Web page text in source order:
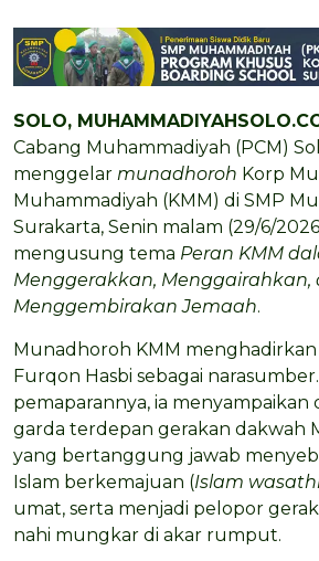
SOLO,
Cabang Muhammadiyah (PCM)
menggelar munadhoroh Korp
Muhammadiyah (KMM) di SMP
Surakarta, Senin malam (29/6/
mengusung tema Peran KMM
Menggerakkan, Menggairahkan,
Menggembirakan Jemaah.
Munadhoroh KMM
Furqon Hasbi sebagai
pemaparannya, ia menyampaikan
garda terdepan gerakan dakwah
yang bertanggung jawab
Islam berkemajuan (Islam
umat, serta menjadi pelopor
nahi mungkar di akar rumput.